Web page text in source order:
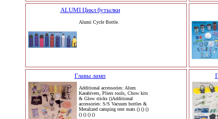
ALUMI Цикл бутылки
Alumi Cycle Bottle.
Главы ламп
Additional accessories: Alum
Karabivers, Pliers tools, Chow kits
& Glow sticks ()Additional
accessories: S/S Vacuum bottles &
Metalized camping tent mats () () ()
() () () ()